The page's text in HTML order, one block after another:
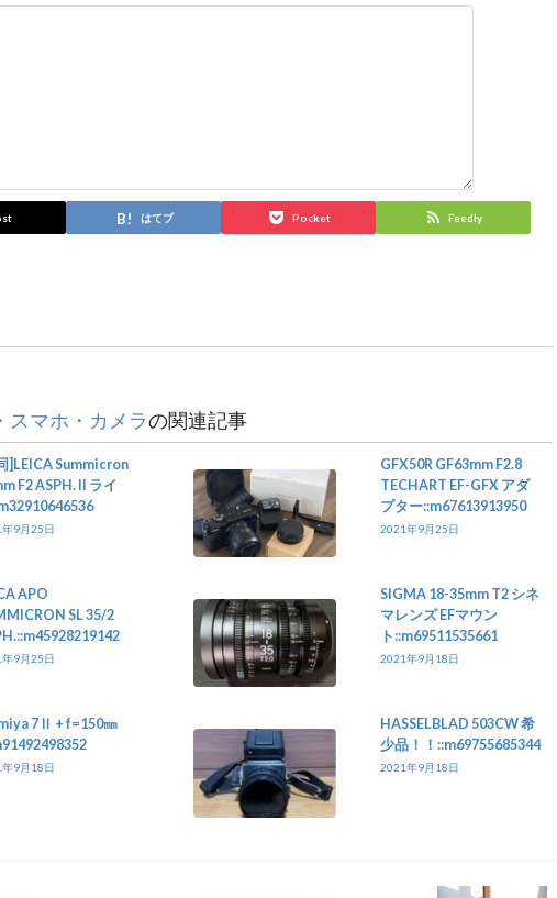
はてブ Pocket Feedly
スマホ・カメラの関連記事
]LEICA Summicron
F2 ASPH. II ライ
9月25日
GFX50R GF63mm F2.8
TECHART EF-GFX アダ
プター::m67613913950
2021年9月25日
APO
SL 35/2
9月25日
SIGMA 18-35mm T2 シネ
マレンズ EFマウン
ト::m69511535661
2021年9月18日
7Ⅱ + f=150㎜
9月18日
HASSELBLAD 503CW 希
少品！！::m69755685344
2021年9月18日